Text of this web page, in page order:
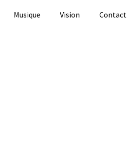
Musique Vision Contact